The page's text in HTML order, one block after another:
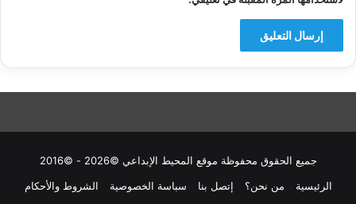
جميع الحقوق محفوظة موقع المحيط الإبداعي ©2026 - ©2016
الرئيسية
من نحن؟ إتصل بنا سباسة الخصوصية الشروط والأحكام